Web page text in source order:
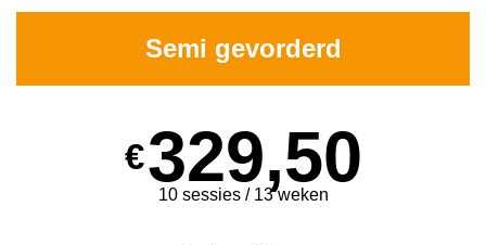
Semi gevorderd
€329,50
10 sessies / 13 weken